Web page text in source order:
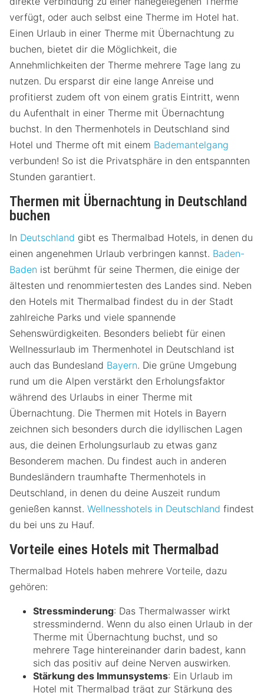
verfügt, oder auch selbst eine Therme im Hotel hat.
Einen Urlaub in einer Therme mit Übernachtung zu
buchen, bietet dir die Möglichkeit, die
Annehmlichkeiten der Therme mehrere Tage lang zu
nutzen. Du ersparst dir eine lange Anreise und
profitierst zudem oft von einem gratis Eintritt, wenn
du Aufenthalt in einer Therme mit Übernachtung
buchst. In den Thermenhotels in Deutschland sind
Hotel und Therme oft mit einem Bademantelgang
verbunden! So ist die Privatsphäre in den entspannten
Stunden garantiert.
Thermen mit Übernachtung in Deutschland
buchen
In Deutschland gibt es Thermalbad Hotels, in denen du
einen angenehmen Urlaub verbringen kannst. Baden-
Baden ist berühmt für seine Thermen, die einige der
ältesten und renommiertesten des Landes sind. Neben
den Hotels mit Thermalbad findest du in der Stadt
zahlreiche Parks und viele spannende
Sehenswürdigkeiten. Besonders beliebt für einen
Wellnessurlaub im Thermenhotel in Deutschland ist
auch das Bundesland Bayern. Die grüne Umgebung
rund um die Alpen verstärkt den Erholungsfaktor
während des Urlaubs in einer Therme mit
Übernachtung. Die Thermen mit Hotels in Bayern
zeichnen sich besonders durch die idyllischen Lagen
aus, die deinen Erholungsurlaub zu etwas ganz
Besonderem machen. Du findest auch in anderen
Bundesländern traumhafte Thermenhotels in
Deutschland, in denen du deine Auszeit rundum
genießen kannst. Wellnesshotels in Deutschland findest
du bei uns zu Hauf.
Vorteile eines Hotels mit Thermalbad
Thermalbad Hotels haben mehrere Vorteile, dazu
gehören:
Stressminderung: Das Thermalwasser wirkt
stressmindernd. Wenn du also einen Urlaub in der
Therme mit Übernachtung buchst, und so
mehrere Tage hintereinander darin badest, kann
sich das positiv auf deine Nerven auswirken.
Stärkung des Immunsystems: Ein Urlaub im
Hotel mit Thermalbad trägt zur Stärkung des